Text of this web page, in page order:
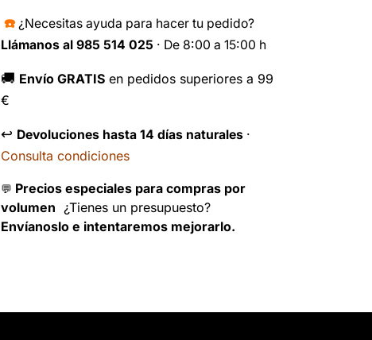
☎️ ¿Necesitas ayuda para hacer tu pedido?
Llámanos al 985 514 025 · De 8:00 a 15:00 h
🚚 Envío GRATIS en pedidos superiores a 99
€
↩️ Devoluciones hasta 14 días naturales ·
Consulta condiciones
💬 Precios especiales para compras por
volumen ¿Tienes un presupuesto?
Envíanoslo e intentaremos mejorarlo.